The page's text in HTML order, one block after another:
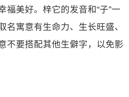
美好。梓它的发音和“子”一
寓意有生命力、生长旺盛、
不要搭配其他生僻字，以免影